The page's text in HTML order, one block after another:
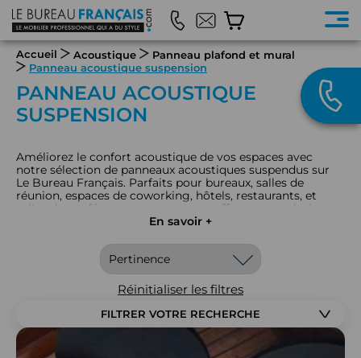
Accueil Acoustique
Panneau plafond et mural
Panneau acoustique suspension
PANNEAU ACOUSTIQUE
SUSPENSION
Améliorez le confort acoustique de vos espaces avec
notre sélection de panneaux acoustiques suspendus sur
Le Bureau Français. Parfaits pour bureaux, salles de
réunion, espaces de coworking, hôtels, restaurants, et
salles de conférence, ces panneaux offrent une solution
élégante pour optimiser l'acoustique tout en ajoutant une
réduisent les échos et la réverbération, améliorant ainsi la
qualité sonore et créant une atmosphère plus agréable.
Faciles à installer et disponibles en diverses tailles, formes,
et finitions, ils s’adaptent à tout décor tout en offrant des
performances acoustiques exceptionnelles. Que vous
cherchiez à réduire le bruit dans un espace de travail ou à
créer une ambiance sereine dans un lieu public, nos
panneaux suspendus sont à la fois fonctionnels et
esthétiques.
En savoir +
Réinitialiser les filtres
FILTRER VOTRE RECHERCHE